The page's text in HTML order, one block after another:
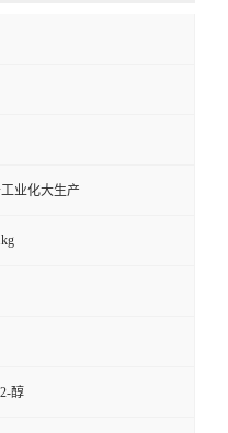
业化大生产
醇